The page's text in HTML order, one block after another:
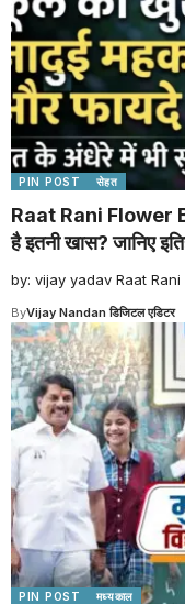
PIN POST सेहत
Raat Rani Flower
है इतनी खास? जानिए
by: vijay yadav Raat Rani
ByVijay Nandan डिजिटल एडिटर
PIN POST मध्यकाल